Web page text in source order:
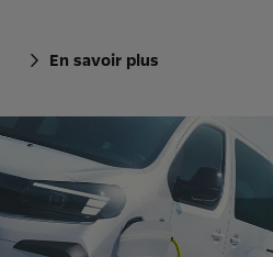
En savoir plus